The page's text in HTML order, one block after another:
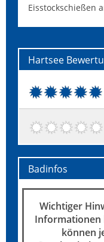
Eisstockschießen
Hartsee
Badinfos
Wichtiger
Informationen
können